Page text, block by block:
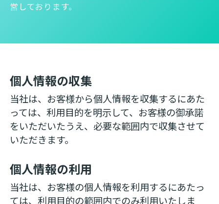
営しております。
個人情報の収集
当社は、お客様から個人情報を収集するにあた
っては、利用目的を明示して、お客様の御承諾
をいただいたうえ、必要な範囲内で収集させて
いただきます。
個人情報の利用
当社は、お客様の個人情報を利用するにあたっ
ては、利用目的の範囲内でのみ利用いたしま